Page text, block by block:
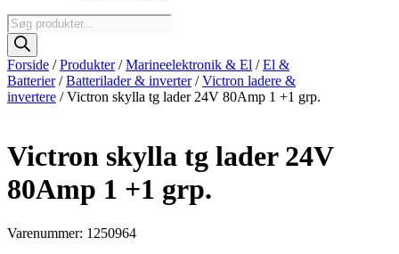
Products
search
Forside /Produkter/Marineelektronik & El /El &
Batterier/Batterilader & inverter/Victron ladere &
invertere / Victron skylla tg lader 24V 80Amp 1 +1 grp.
Victron skylla tg lader 24V
80Amp 1 +1 grp.
Varenummer: 1250964